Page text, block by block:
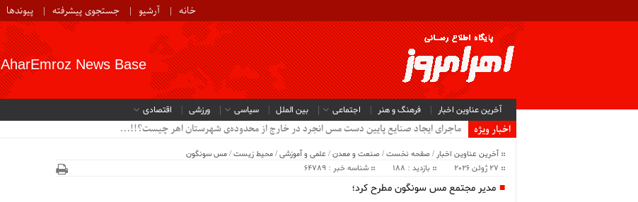
خانه آرشیو جستجوی پیشرفته پیوندها
AharEmroz News Base
آخرین عناوین اخبار فرهنگ و هنر اجتماعی بین الملل سیاسی ورزشی اقتصادی
اخبار ویژه
ماجرای ایجاد صنایع پایین دست مس انجرد در خارج از محدوده‌ی شهرستان اهر چیست؟!!...
آخرین عناوین اخبار /صفحه نخست/صنعت و معدن/ علمی و آموزشی/محیط زیست/مس سونگون
27 ژوئن 2026
بازدید : 188 شناسه خبر : 64789
مدیر مجتمع مس سونگون مطرح کرد؛